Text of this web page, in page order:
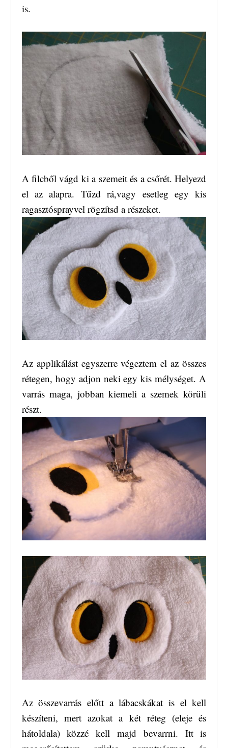
is.
A filcből vágd ki a szemeit és a csőrét. Helyezd
el az alapra. Tűzd rá,vagy esetleg egy kis
ragasztósprayvel rögzítsd a részeket.
Az applikálást egyszerre végeztem el az összes
rétegen, hogy adjon neki egy kis mélységet. A
varrás maga, jobban kiemeli a szemek körüli
részt.
Az összevarrás előtt a lábacskákat is el kell
készíteni, mert azokat a két réteg (eleje és
hátoldala) közzé kell majd bevarrni. Itt is